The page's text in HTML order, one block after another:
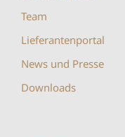
Team
Lieferantenportal
News und Presse
Downloads